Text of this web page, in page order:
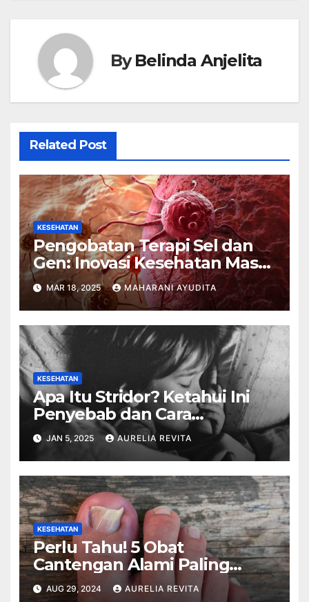
ByBelinda Anjelita
Related Post
KESEHATAN
Pengobatan Terapi Sel dan
Gen: Inovasi Kesehatan Masa
Depan
MAR 18, 2025 MAHARANI AYUDITA
KESEHATAN
Apa Itu Stridor? Ketahui Ini
Penyebab dan Cara
Mengatasinya
JAN 5, 2025 AURELIA REVITA
KESEHATAN
Perlu Tahu! 5 Obat
Cantengan Alami Paling
Ampuh Langsung Sembuh
AUG 29, 2024 AURELIA REVITA